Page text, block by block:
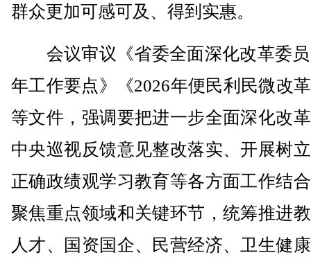
群众更加可感可及、得到实惠。
会议审议《省委全面深化改革委员
年工作要点》《2026年便民利民微改
等文件，强调要把进一步全面深化改
中央巡视反馈意见整改落实、开展树
正确政绩观学习教育等各方面工作结
聚焦重点领域和关键环节，统筹推进
人才、国资国企、民营经济、卫生健